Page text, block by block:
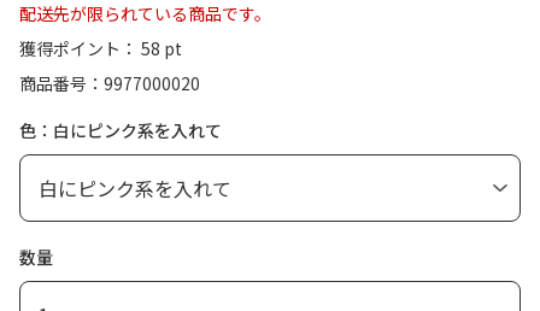
配送先が限られている商品です。
獲得ポイント： 58 pt
商品番号
9977000020
色：白にピンク系を入れて
数量